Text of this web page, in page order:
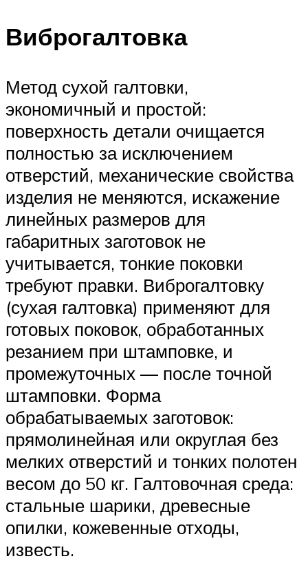
Виброгалтовка
Метод сухой галтовки,
экономичный и простой:
поверхность детали очищается
полностью за исключением
отверстий, механические свойства
изделия не меняются, искажение
линейных размеров для
габаритных заготовок не
учитывается, тонкие поковки
требуют правки. Виброгалтовку
(сухая галтовка) применяют для
готовых поковок, обработанных
резанием при штамповке, и
промежуточных — после точной
штамповки. Форма
обрабатываемых заготовок:
прямолинейная или округлая без
мелких отверстий и тонких полотен
весом до 50 кг. Галтовочная среда:
стальные шарики, древесные
опилки, кожевенные отходы,
известь.